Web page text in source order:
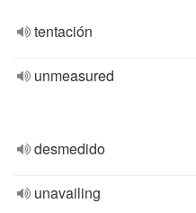
tentación
unmeasured
desmedido
unavailing